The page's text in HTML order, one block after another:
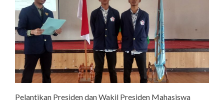
Pelantikan Presiden dan Wakil Presiden Mahasiswa